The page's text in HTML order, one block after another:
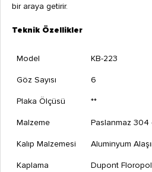
bir araya getirir.
Teknik Özellikler
Model KB-223
Göz Sayısı 6
Plaka Ölçüsü **
Malzeme Paslanmaz 304
Kalıp Malzemesi Aluminyum
Kaplama Dupont